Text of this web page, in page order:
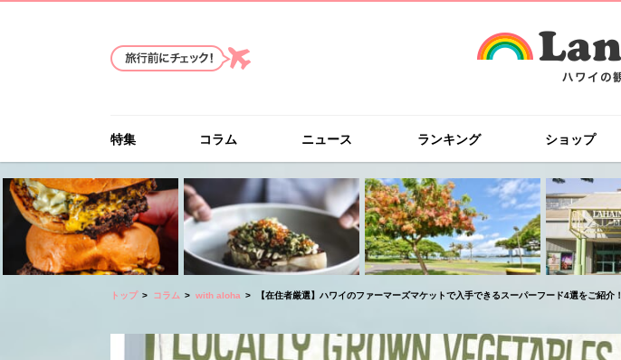
特集 コラム ニュース ランキング ショップ
トップ コラム with aloha 【在住者厳選】ハワイのファーマーズマケットで入手できるスーパーフード4選をご紹介！